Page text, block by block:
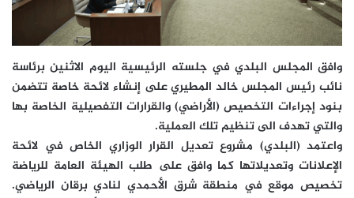
وافق المجلس البلدي في جلسته الرئيسية اليوم الاثنين برئاسة
نائب رئيس المجلس خالد المطيري على إنشاء لائحة خاصة تتضمن
بنود إجراءات التخصيص (الأراضي) والقرارات التفصيلية الخاصة بها
والتي تهدف الى تنظيم تلك العملية.
واعتمد (البلدي) مشروع تعديل القرار الوزاري الخاص في لائحة
الإعلانات وتعديلاتها كما وافق على طلب الهيئة العامة للرياضة
تخصيص موقع في منطقة شرق الأحمدي لنادي برقان الرياضي.